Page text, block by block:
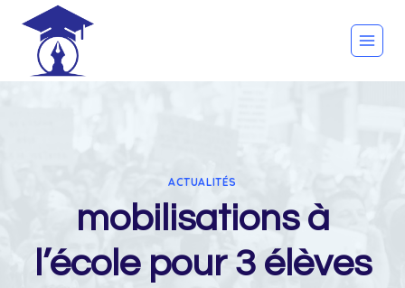
content
ACTUALITÉS
mobilisations à
l’école pour 3 élèves